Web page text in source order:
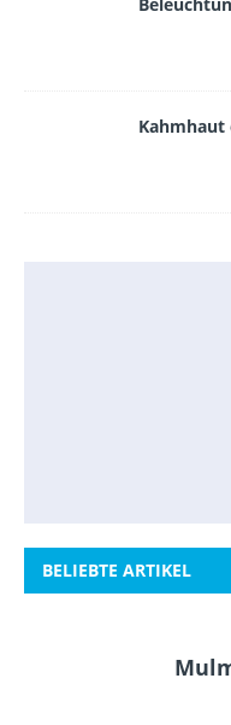
BELIEBTE ARTIKEL